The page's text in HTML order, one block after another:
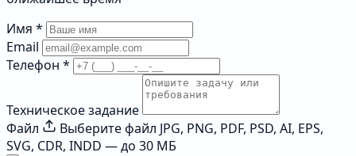
Имя *
Email
Телефон *
Техническое задание
Файл
Выберите файл JPG, PNG, PDF, PSD, AI, EPS,
SVG, CDR, INDD — до 30 МБ